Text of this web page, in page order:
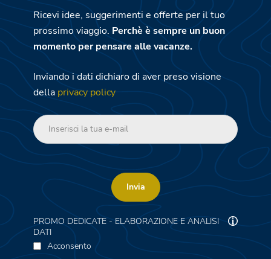
Ricevi idee, suggerimenti e offerte per il tuo
prossimo viaggio. Perchè è sempre un buon
momento per pensare alle vacanze.
Inviando i dati dichiaro di aver preso visione
della privacy policy
Invia
PROMO DEDICATE - ELABORAZIONE E ANALISI
DATI
Acconsento